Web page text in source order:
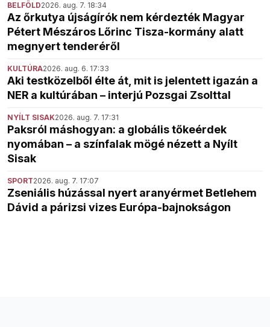
BELFÖLD2026. aug. 7. 18:34
Az őrkutya újságírók nem kérdezték Magyar
Pétert Mészáros Lőrinc Tisza-kormány alatt
megnyert tenderéről
KULTÚRA2026. aug. 6. 17:33
Aki testközelből élte át, mit is jelentett igazán a
NER a kultúrában – interjú Pozsgai Zsolttal
NYÍLT SISAK2026. aug. 7. 17:31
Paksról máshogyan: a globális tőkeérdek
nyomában – a színfalak mögé nézett a Nyílt
Sisak
SPORT2026. aug. 7. 17:07
Zseniális húzással nyert aranyérmet Betlehem
Dávid a párizsi vizes Európa-bajnokságon